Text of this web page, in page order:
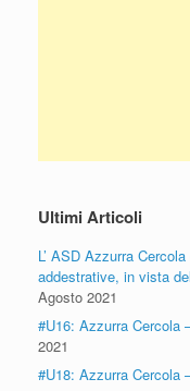
Ultimi Articoli
L’ ASD Azzurra
addestrative, in vista
Agosto 2021
#U16: Azzurra Cercola
2021
#U18: Azzurra Cercola